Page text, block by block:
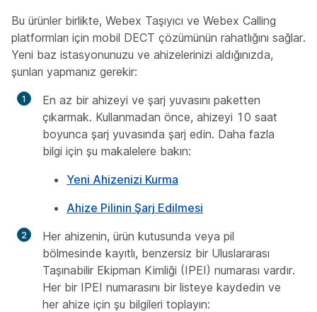
Bu ürünler birlikte, Webex Taşıyıcı ve Webex Calling
platformları için mobil DECT çözümünün rahatlığını sağlar.
Yeni baz istasyonunuzu ve ahizelerinizi aldığınızda,
şunları yapmanız gerekir:
En az bir ahizeyi ve şarj yuvasını paketten
çıkarmak. Kullanmadan önce, ahizeyi 10 saat
boyunca şarj yuvasında şarj edin. Daha fazla
bilgi için şu makalelere bakın:
Yeni Ahizenizi Kurma
Ahize Pilinin Şarj Edilmesi
Her ahizenin, ürün kutusunda veya pil
bölmesinde kayıtlı, benzersiz bir Uluslararası
Taşınabilir Ekipman Kimliği (IPEI) numarası vardır.
Her bir IPEI numarasını bir listeye kaydedin ve
her ahize için şu bilgileri toplayın: